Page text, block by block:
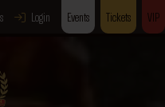
Login Events Tickets VIP